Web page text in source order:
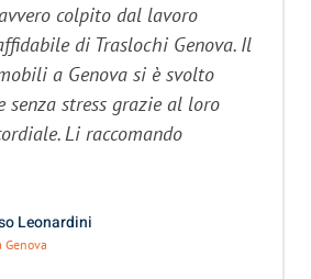
colpito dal lavoro
di Traslochi Genova. Il
a Genova si è svolto
senza stress grazie al loro
Li raccomando
Leonardini
Genova